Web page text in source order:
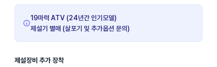
19마력 ATV (24년간 인기모델)
제설기 별매 (살포기 및 추가옵션 문의)
제설장비 추가 장착